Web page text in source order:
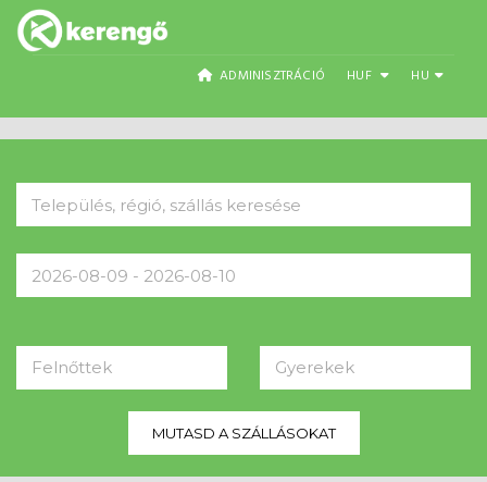
ADMINISZTRÁCIÓ HUF HU
Felnőttek Gyerekek
MUTASD A SZÁLLÁSOKAT